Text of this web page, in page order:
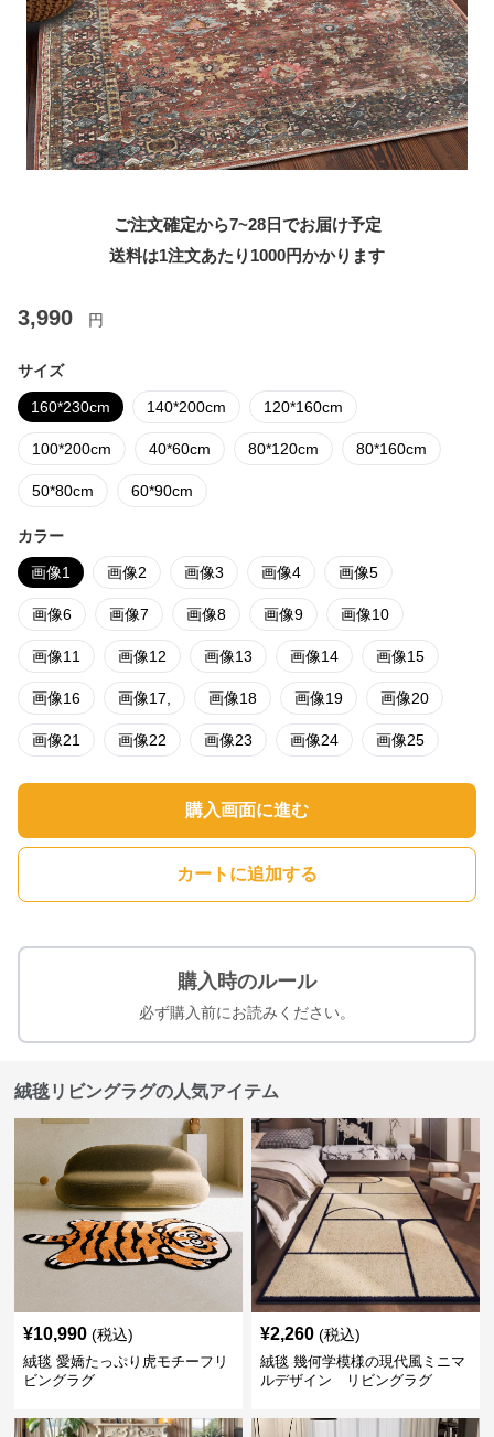
ご注文確定から7~28日でお届け予定
送料は1注文あたり 1000円かかります
3,990 円
サイズ
160*230cm 140*200cm 120*160cm
100*200cm 40*60cm 80*120cm 80*160cm
50*80cm 60*90cm
カラー
画像1 画像2 画像3 画像4 画像5
画像6 画像7 画像8 画像9 画像10
画像11 画像12 画像13 画像14 画像15
画像16 画像17, 画像18 画像19 画像20
画像21 画像22 画像23 画像24 画像25
購入画面に進む
カートに追加する
購入時のルール
必ず購入前にお読みください。
絨毯リビングラグの人気アイテム
¥10,990 (税込)
絨毯 愛嬌たっぷり虎モチーフリ
ビングラグ
¥2,260 (税込)
絨毯 幾何学模様の現代風ミニマ
ルデザイン リビングラグ